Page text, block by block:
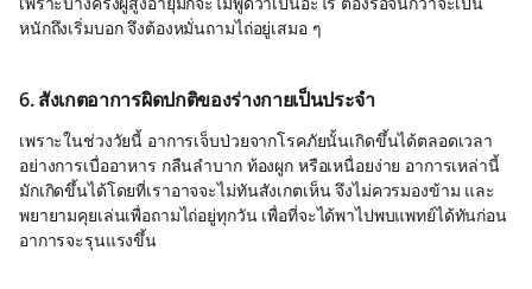
หนักถึงเริ่มบอก จึงต้องหมั่นถามไถ่อยู่เสมอ ๆ
6. สังเกตอาการผิดปกติของร่างกายเป็นประจำ
เพราะในช่วงวัยนี้ อาการเจ็บป่วยจากโรคภัยนั้นเกิดขึ้นได้ตลอดเวลา
อย่างการเบื่ออาหาร กลืนลำบาก ท้องผูก หรือเหนื่อยง่าย อาการเหล่านี้
มักเกิดขึ้นได้โดยที่เราอาจจะไม่ทันสังเกตเห็น จึงไม่ควรมองข้าม และ
พยายามคุยเล่นเพื่อถามไถ่อยู่ทุกวัน เพื่อที่จะได้พาไปพบแพทย์ได้ทันก่อน
อาการจะรุนแรงขึ้น